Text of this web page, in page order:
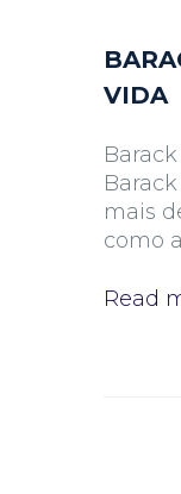
VIDA
mais
como
Read